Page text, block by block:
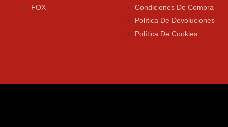
FOX
Condiciones De Compra
Política De Devoluciones
Política De Cookies